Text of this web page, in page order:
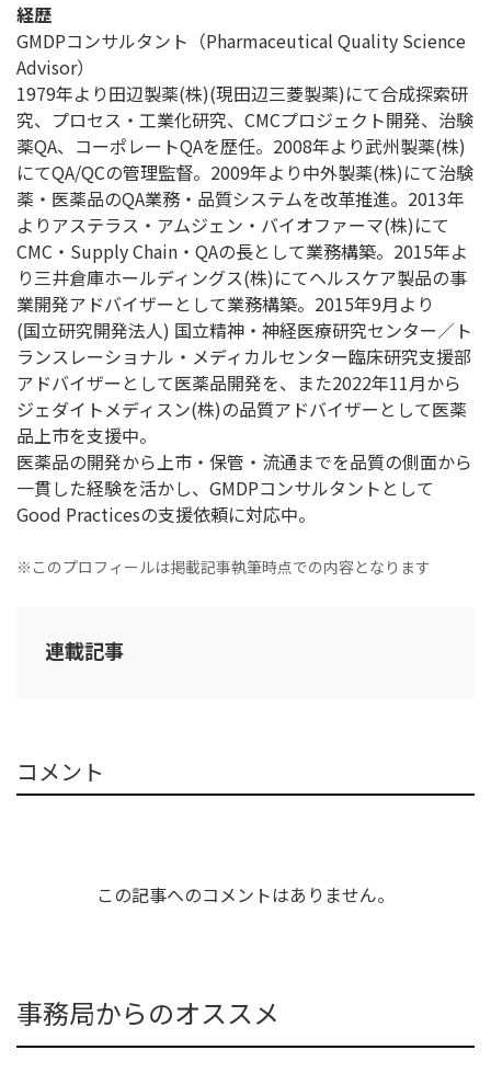
経歴
GMDPコンサルタント（Pharmaceutical Quality Science
Advisor）
1979年より田辺製薬(株)(現田辺三菱製薬)にて合成探索研
究、プロセス・工業化研究、CMCプロジェクト開発、治験
薬QA、コーポレートQAを歴任。2008年より武州製薬(株)
にてQA/QCの管理監督。2009年より中外製薬(株)にて治験
薬・医薬品のQA業務・品質システムを改革推進。2013年
よりアステラス・アムジェン・バイオファーマ(株)にて
CMC・Supply Chain・QAの長として業務構築。2015年よ
り三井倉庫ホールディングス(株)にてヘルスケア製品の事
業開発アドバイザーとして業務構築。2015年9月より
(国立研究開発法人) 国立精神・神経医療研究センター／ト
ランスレーショナル・メディカルセンター臨床研究支援部
アドバイザーとして医薬品開発を、また2022年11月から
ジェダイトメディスン(株)の品質アドバイザーとして医薬
品上市を支援中。
医薬品の開発から上市・保管・流通までを品質の側面から
一貫した経験を活かし、GMDPコンサルタントとして
Good Practicesの支援依頼に対応中。
※このプロフィールは掲載記事執筆時点での内容となります
連載記事
コメント
この記事へのコメントはありません。
事務局からのオススメ